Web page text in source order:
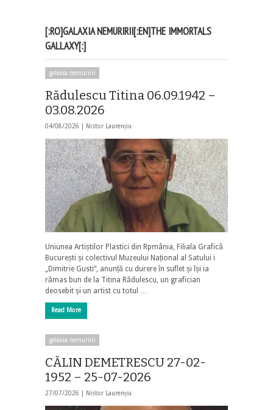
[:RO]GALAXIA NEMURIRII[:EN]THE IMMORTALS
GALLAXY[:]
galaxia nemuririi
Rădulescu Titina 06.09.1942 –
03.08.2026
04/08/2026 | Nistor Laurențiu
Uniunea Artiștilor Plastici din Rpmânia, Filiala Grafică
București și colectivul Muzeului Național al Satului i
„Dimitrie Gusti”, anunță cu durere în suflet și își ia
rămas bun de la Titina Rădulescu, un grafician
deosebit și un artist cu totul …
Read More
galaxia nemuririi
CĂLIN DEMETRESCU 27-02-
1952 – 25-07-2026
27/07/2026 | Nistor Laurențiu